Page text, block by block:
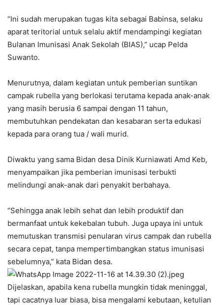
“Ini sudah merupakan tugas kita sebagai Babinsa, selaku
aparat teritorial untuk selalu aktif mendampingi kegiatan
Bulanan Imunisasi Anak Sekolah (BIAS),” ucap Pelda
Suwanto.
Menurutnya, dalam kegiatan untuk pemberian suntikan
campak rubella yang berlokasi terutama kepada anak-anak
yang masih berusia 6 sampai dengan 11 tahun,
membutuhkan pendekatan dan kesabaran serta edukasi
kepada para orang tua / wali murid.
Diwaktu yang sama Bidan desa Dinik Kurniawati Amd Keb,
menyampaikan jika pemberian imunisasi terbukti
melindungi anak-anak dari penyakit berbahaya.
“Sehingga anak lebih sehat dan lebih produktif dan
bermanfaat untuk kekebalan tubuh. Juga upaya ini untuk
memutuskan transmisi penularan virus campak dan rubella
secara cepat, tanpa mempertimbangkan status imunisasi
sebelumnya,” kata Bidan desa.
Dijelaskan, apabila kena rubella mungkin tidak meninggal,
tapi cacatnya luar biasa, bisa mengalami kebutaan, ketulian